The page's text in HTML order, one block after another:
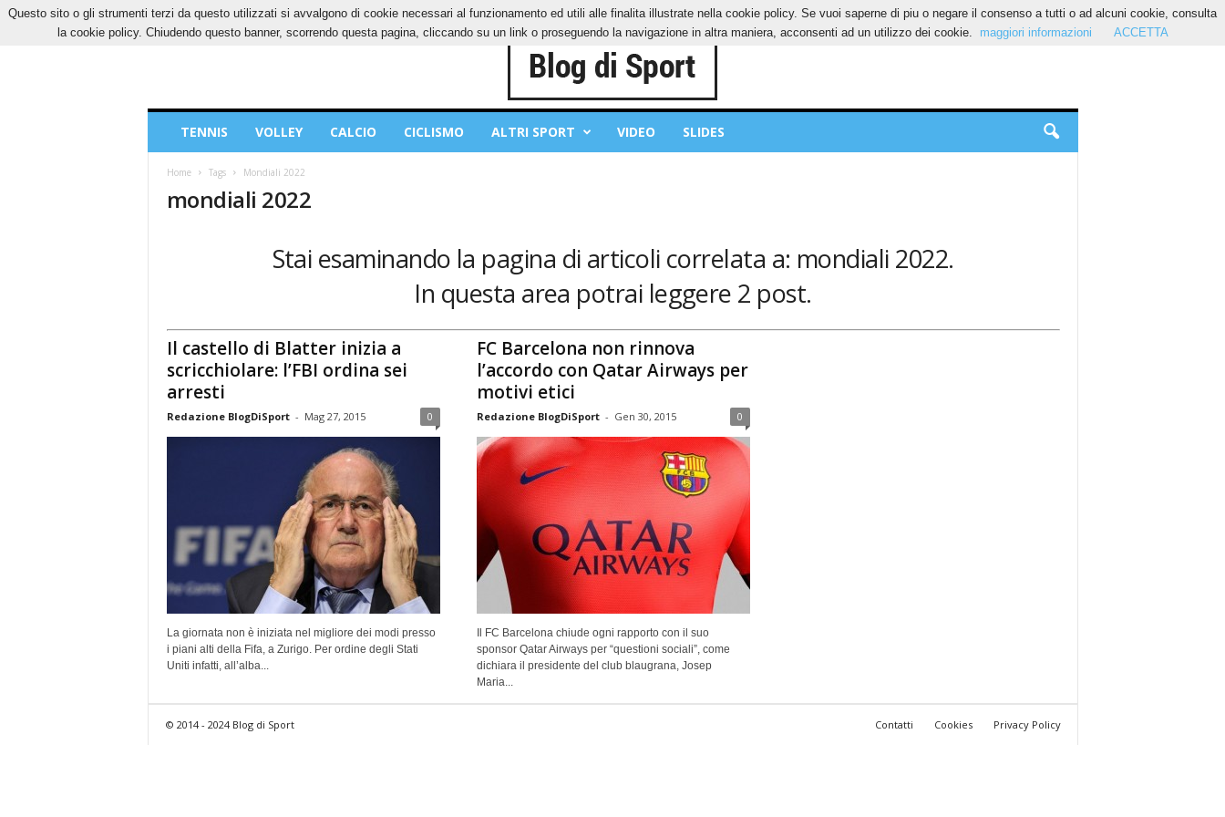
SABATO, 8 AGOSTO 2026 CONTATTI COOKIES PRIVACY POLICY
Sport
TENNIS VOLLEY CALCIO CICLISMO ALTRI SPORT VIDEO SLIDES
Home Tags Mondiali 2022
mondiali 2022
Stai esaminando la pagina di articoli correlata a: mondiali 2022.
In questa area potrai leggere 2 post.
Il castello di Blatter inizia a
scricchiolare: l’FBI ordina sei
arresti
Redazione BlogDiSport - Mag 27, 2015 0
La giornata non è iniziata nel migliore dei modi presso
i piani alti della Fifa, a Zurigo. Per ordine degli Stati
Uniti infatti, all’alba...
FC Barcelona non rinnova
l’accordo con Qatar Airways per
motivi etici
Redazione BlogDiSport - Gen 30, 2015 0
Il FC Barcelona chiude ogni rapporto con il suo
sponsor Qatar Airways per “questioni sociali”, come
dichiara il presidente del club blaugrana, Josep
Maria...
Contatti Cookies Privacy Policy
© 2014 - 2024 Blog di Sport
Questo sito o gli strumenti terzi da questo utilizzati si avvalgono di cookie necessari al funzionamento ed utili alle finalita illustrate nella cookie policy. Se vuoi saperne di piu o negare il consenso a tutti o ad alcuni cookie, consulta
la cookie policy. Chiudendo questo banner, scorrendo questa pagina, cliccando su un link o proseguendo la navigazione in altra maniera, acconsenti ad un utilizzo dei cookie.
maggiori informazioni ACCETTA